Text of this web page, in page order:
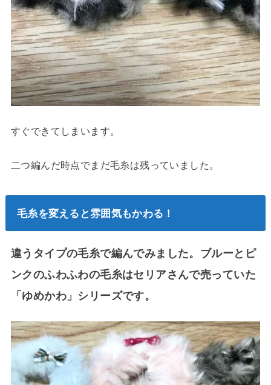
すぐできてしまいます。
二つ編んだ時点でまだ毛糸は残っていました。
毛糸を変えると雰囲気もかわる！
違うタイプの毛糸で編んでみました。ブルーとピ
ンクのふわふわの毛糸はセリアさんで売っていた
「ゆめかわ」シリーズです。